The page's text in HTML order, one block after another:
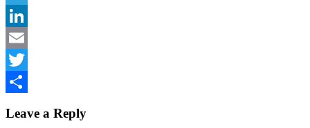
Telegram
LinkedIn
Email
Twitter
Leave a Reply